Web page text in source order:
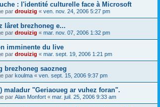
: l'identité culturelle face à Microsoft
par drouizig « ven. nov. 24, 2006 5:27 pm
lâret brezhoneg e...
par drouizig « mar. nov. 07, 2006 1:32 pm
imminente du live
par drouizig « mar. sept. 19, 2006 1:21 pm
brezhoneg saozneg
par koulma « ven. sept. 15, 2006 9:37 pm
maladur "Geriaoueg ar vuhez foran".
par Alan Monfort « mar. juil. 25, 2006 9:33 am